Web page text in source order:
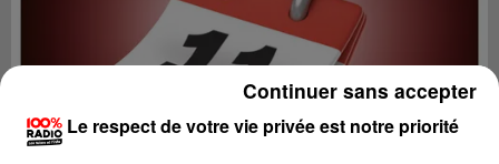
Le respect de votre vie privée est notre priorité
Continuer sans accepter